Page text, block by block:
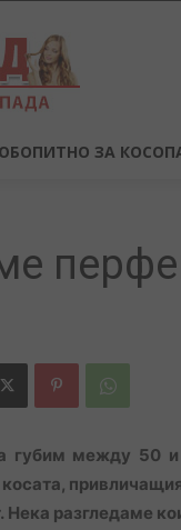
ЗА
губим между 50
Нека разгледаме